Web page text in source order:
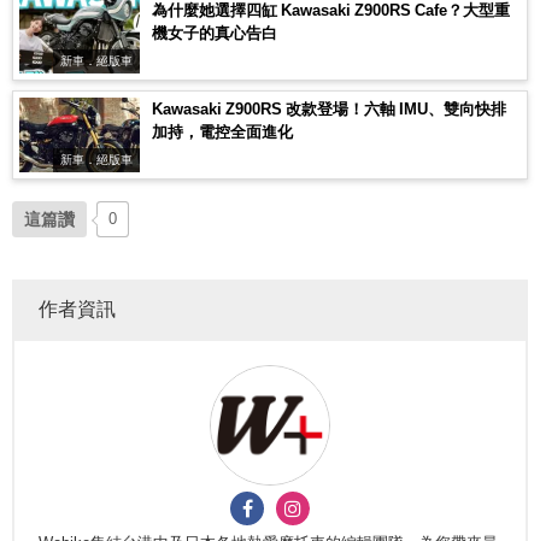
新車．絕版車
為什麼她選擇四缸 Kawasaki Z900RS Cafe？大型重
機女子的真心告白
新車．絕版車
Kawasaki Z900RS 改款登場！六軸 IMU、雙向快排
加持，電控全面進化
這篇讚 0
作者資訊